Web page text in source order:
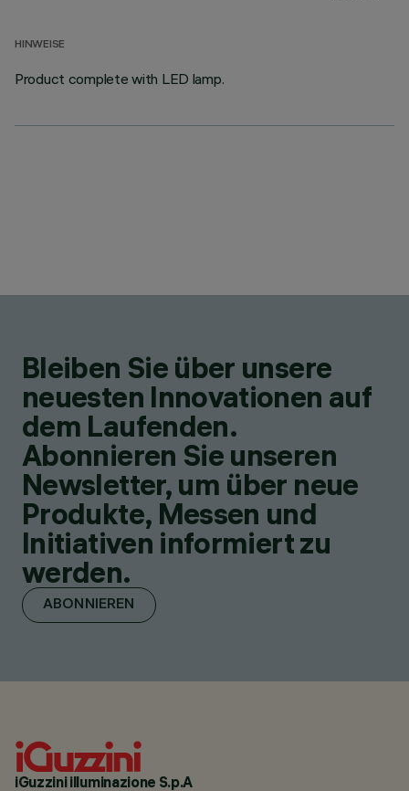
HINWEISE
Product complete with LED lamp.
Bleiben Sie über unsere
neuesten Innovationen auf
dem Laufenden.
Abonnieren Sie unseren
Newsletter, um über neue
Produkte, Messen und
Initiativen informiert zu
werden.
ABONNIEREN
iGuzzini illuminazione S.p.A